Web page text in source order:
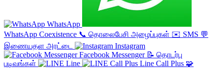
WhatsApp
WhatsApp Coexistence 📞 தொலைபேசி அழைப்புகள் ✉️ SMS 💬
இணையதள அரட்டை
Instagram
Facebook Messenger 📝 தொடர்பு
படிவங்கள்
Line Line Call Plus 🧩